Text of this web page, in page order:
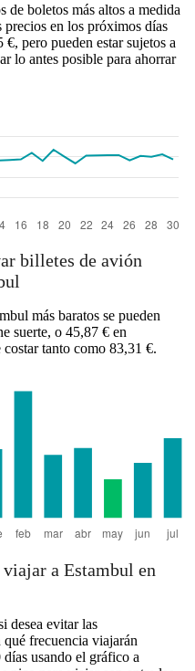
Samsun
de boletos más altos a medida
precios en los próximos días
pero pueden estar sujetos a
lo antes posible para ahorrar
billetes de avión
más baratos se pueden
suerte, o 45,87 € en
tanto como 83,31 €.
a Estambul en
desea evitar las
frecuencia viajarán
usando el gráfico a